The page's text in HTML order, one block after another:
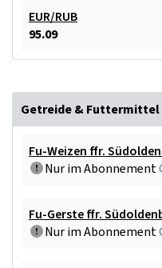
EUR/RUB
95.09
Getreide & Futtermittel
Fu-Weizen ffr.
Nur im Abonnement
Fu-Gerste ffr.
Nur im Abonnement